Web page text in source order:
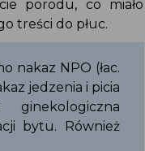
porodu, co miało
treści do płuc.
nakaz NPO (łac.
jedzenia i picia
bytu. Również